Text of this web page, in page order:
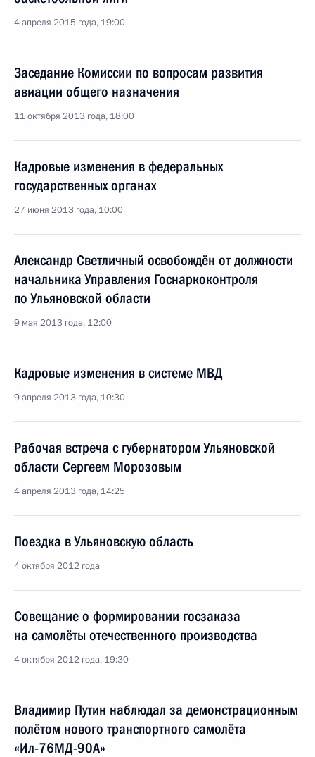
4 апреля 2015 года, 19:00
Заседание Комиссии по вопросам развития
авиации общего назначения
11 октября 2013 года, 18:00
Кадровые изменения в федеральных
государственных органах
27 июня 2013 года, 10:00
Александр Светличный освобождён от должности
начальника Управления Госнаркоконтроля
по Ульяновской области
9 мая 2013 года, 12:00
Кадровые изменения в системе МВД
9 апреля 2013 года, 10:30
Рабочая встреча с губернатором Ульяновской
области Сергеем Морозовым
4 апреля 2013 года, 14:25
Поездка в Ульяновскую область
4 октября 2012 года
Совещание о формировании госзаказа
на самолёты отечественного производства
4 октября 2012 года, 19:30
Владимир Путин наблюдал за демонстрационным
полётом нового транспортного самолёта
«Ил-76МД-90А»